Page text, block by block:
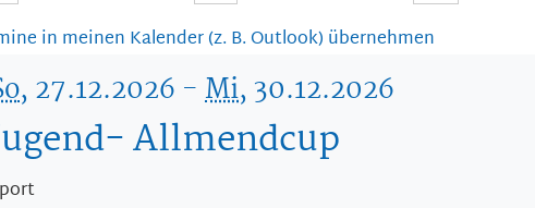
in meinen Kalender (z. B. Outlook) übernehmen
, 27.12.2026 - Mi, 30.12.2026
Allmendcup